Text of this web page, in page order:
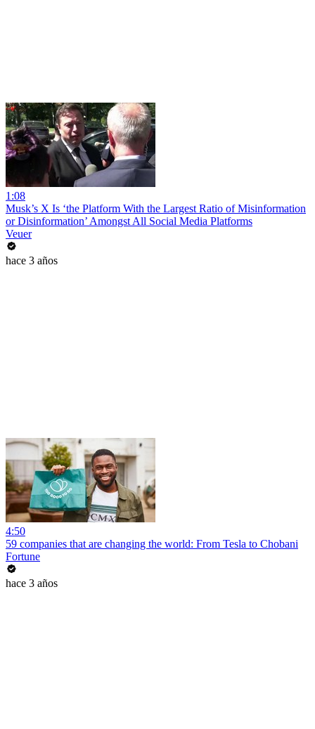
1:08
Musk’s X Is ‘the Platform With the Largest Ratio of Misinformation
or Disinformation’ Amongst All Social Media Platforms
Veuer
hace 3 años
4:50
59 companies that are changing the world: From Tesla to Chobani
Fortune
hace 3 años